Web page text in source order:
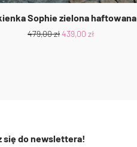
Sophie zielona haftowana
479,00zł439,00 zł
się do newslettera!